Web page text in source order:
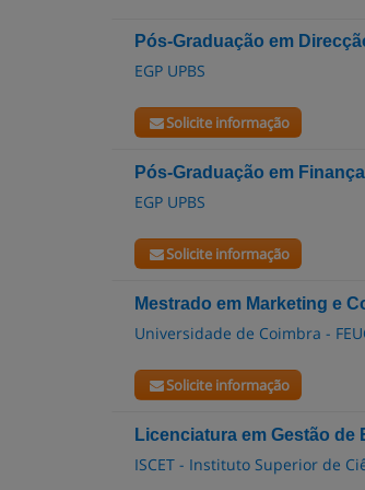
Pós-Graduação em
EGP UPBS
Solicite informação
Pós-Graduação em
EGP UPBS
Solicite informação
Mestrado em Marketing e
Universidade de Coimbra -
Solicite informação
Licenciatura em Gestão de
ISCET - Instituto Superior de